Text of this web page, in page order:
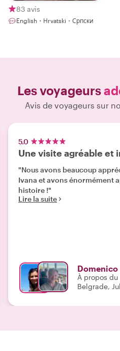
83 avis
English・Hrvatski・Српски
Les voyageurs
Avis de voyageurs sur
5.0
Une visite agréable et
"Nous avons beaucoup
Ivana et avons énormément
histoire !"
Lire la suite
Domenico
À propos du
Belgrade,